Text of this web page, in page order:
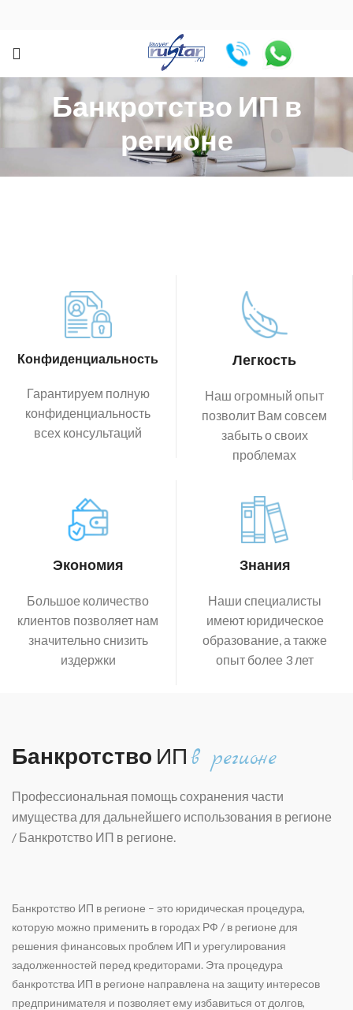
Банкротство ИП в
регионе
Конфиденциальность
Гарантируем полную
конфиденциальность
всех консультаций
Легкость
Наш огромный опыт
позволит Вам совсем
забыть о своих
проблемах
Экономия
Большое количество
клиентов позволяет нам
значительно снизить
издержки
Знания
Наши специалисты
имеют юридическое
образование, а также
опыт более 3 лет
Банкротство ИП в регионе
Профессиональная помощь сохранения части
имущества для дальнейшего использования в регионе
/ Банкротство ИП в регионе.
Банкротство ИП в регионе – это юридическая процедура,
которую можно применить в городах РФ / в регионе для
решения финансовых проблем ИП и урегулирования
задолженностей перед кредиторами. Эта процедура
банкротства ИП в регионе направлена на защиту интересов
предпринимателя и позволяет ему избавиться от долгов,